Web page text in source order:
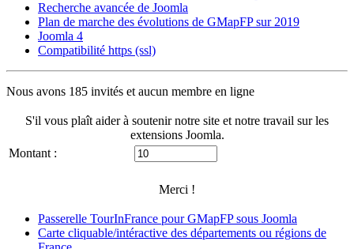
Recherche avancée de Joomla
Plan de marche des évolutions de GMapFP sur 2019
Joomla 4
Compatibilité https (ssl)
Nous avons 185 invités et aucun membre en ligne
S'il vous plaît aider à soutenir notre site et notre travail sur les
extensions Joomla.
Montant :
Merci !
Passerelle TourInFrance pour GMapFP sous Joomla
Carte cliquable/intéractive des départements ou régions de